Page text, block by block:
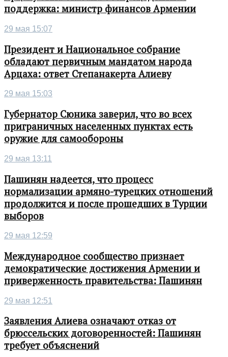
поддержка: министр финансов Армении
29 мая 15:07
Президент и Национальное собрание
обладают первичным мандатом народа
Арцаха: ответ Степанакерта Алиеву
29 мая 15:03
Губернатор Сюника заверил, что во всех
приграничных населенных пунктах есть
оружие для самообороны
29 мая 13:11
Пашинян надеется, что процесс
нормализации армяно-турецких отношений
продолжится и после прошедших в Турции
выборов
29 мая 12:59
Международное сообщество признает
демократические достижения Армении и
приверженность правительства: Пашинян
29 мая 12:51
Заявления Алиева означают отказ от
брюссельских договоренностей: Пашинян
требует объяснений